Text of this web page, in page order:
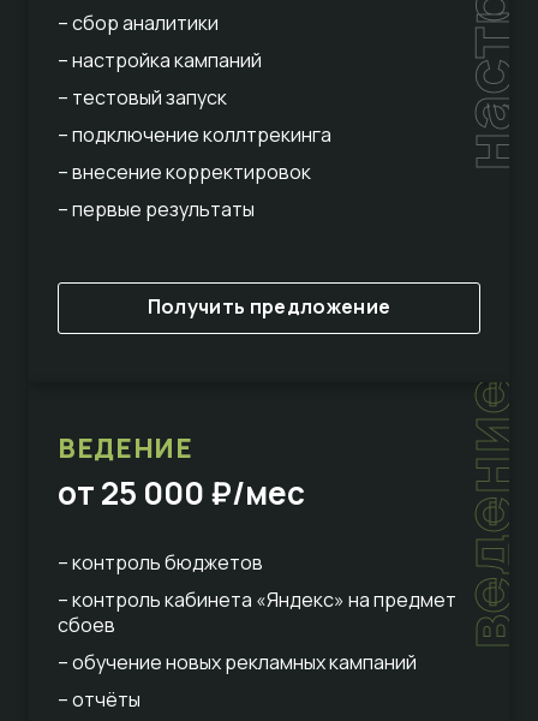
– сбор аналитики
– настройка кампаний
– тестовый запуск
– подключение коллтрекинга
– внесение корректировок
– первые результаты
Получить предложение
ведение
ВЕДЕНИЕ
от 25 000 ₽/мес
– контроль бюджетов
– контроль кабинета «Яндекс» на предмет
сбоев
– обучение новых рекламных кампаний
– отчёты